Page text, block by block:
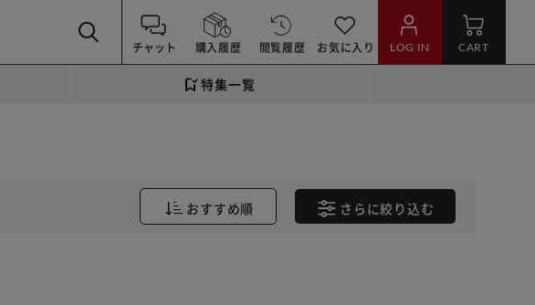
チャット 購入履歴 閲覧履歴 お気に入り LOG IN CART
特集一覧
おすすめ順 さらに絞り込む